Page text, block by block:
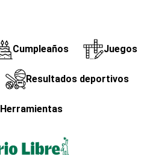
Cumpleaños Juegos
Resultados deportivos
Herramientas